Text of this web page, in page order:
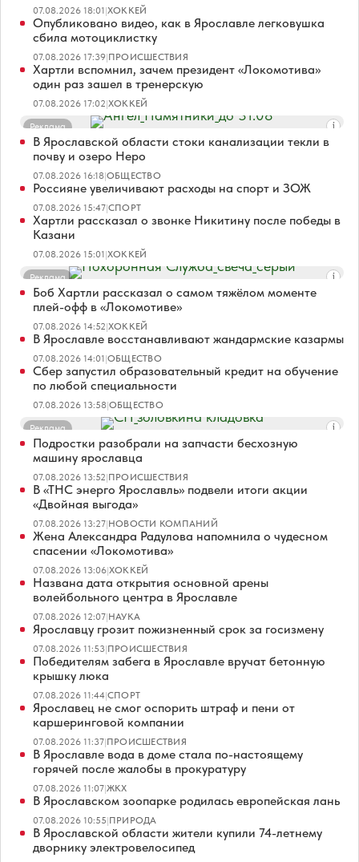
07.08.2026 18:01|ХОККЕЙ
Опубликовано видео, как в Ярославле легковушка
сбила мотоциклистку
07.08.2026 17:39|ПРОИСШЕСТВИЯ
Хартли вспомнил, зачем президент «Локомотива»
один раз зашел в тренерскую
07.08.2026 17:02|ХОККЕЙ
Реклама
В Ярославской области стоки канализации текли в
почву и озеро Неро
07.08.2026 16:18|ОБЩЕСТВО
Россияне увеличивают расходы на спорт и ЗОЖ
07.08.2026 15:47|СПОРТ
Хартли рассказал о звонке Никитину после победы в
Казани
07.08.2026 15:01|ХОККЕЙ
Реклама
Боб Хартли рассказал о самом тяжёлом моменте
плей-офф в «Локомотиве»
07.08.2026 14:52|ХОККЕЙ
В Ярославле восстанавливают жандармские казармы
07.08.2026 14:01|ОБЩЕСТВО
Сбер запустил образовательный кредит на обучение
по любой специальности
07.08.2026 13:58|ОБЩЕСТВО
Реклама
Подростки разобрали на запчасти бесхозную
машину ярославца
07.08.2026 13:52|ПРОИСШЕСТВИЯ
В «ТНС энерго Ярославль» подвели итоги акции
«Двойная выгода»
07.08.2026 13:27|НОВОСТИ КОМПАНИЙ
Жена Александра Радулова напомнила о чудесном
спасении «Локомотива»
07.08.2026 13:06|ХОККЕЙ
Названа дата открытия основной арены
волейбольного центра в Ярославле
07.08.2026 12:07|НАУКА
Ярославцу грозит пожизненный срок за госизмену
07.08.2026 11:53|ПРОИСШЕСТВИЯ
Победителям забега в Ярославле вручат бетонную
крышку люка
07.08.2026 11:44|СПОРТ
Ярославец не смог оспорить штраф и пени от
каршеринговой компании
07.08.2026 11:37|ПРОИСШЕСТВИЯ
В Ярославле вода в доме стала по-настоящему
горячей после жалобы в прокуратуру
07.08.2026 11:07|ЖКХ
В Ярославском зоопарке родилась европейская лань
07.08.2026 10:55|ПРИРОДА
В Ярославской области жители купили 74-летнему
дворнику электровелосипед